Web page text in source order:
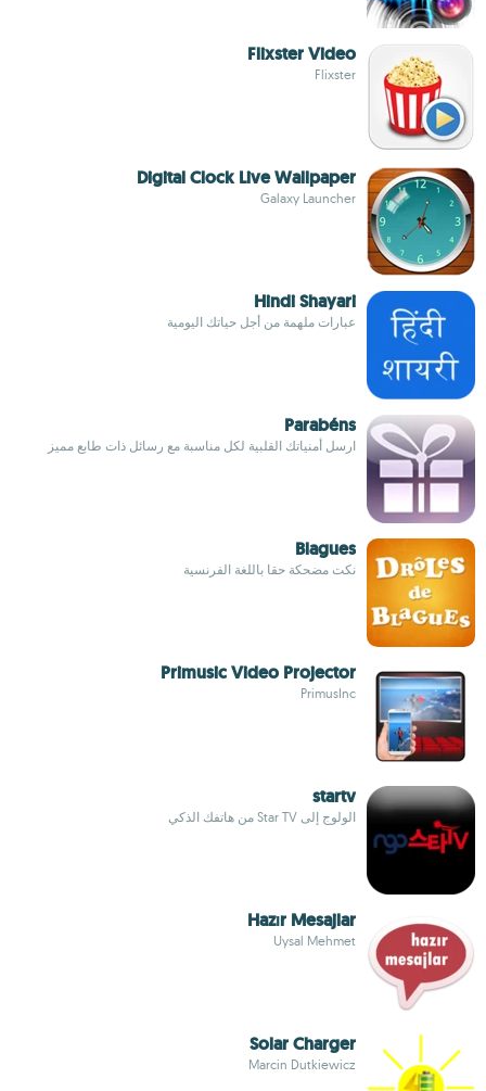
Flixster Video
Flixster
Digital Clock Live Wallpaper
Galaxy Launcher
Hindi Shayari
عبارات ملهمة من أجل حياتك اليومية
Parabéns
ارسل أمنياتك القلبية لكل مناسبة مع رسائل ذات طابع مميز
Blagues
نكت مضحكة حقا باللغة الفرنسية
Primusic Video Projector
PrimusInc
startv
الولوج إلى Star TV من هاتفك الذكي
Hazır Mesajlar
Uysal Mehmet
Solar Charger
Marcin Dutkiewicz